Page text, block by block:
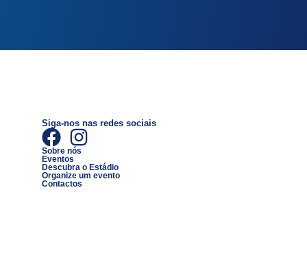
Siga-nos nas redes sociais
Sobre nós
Eventos
Descubra o Estádio
Organize um evento
Contactos